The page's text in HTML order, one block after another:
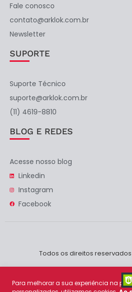
Fale conosco
contato@arklok.com.br
Newsletter
SUPORTE
Suporte Técnico
suporte@arklok.com.br
(11) 4619-8810
BLOG E REDES
Acesse nosso blog
Linkedin
Instagram
Facebook
Todos os direitos
Para melhorar a sua experiência na